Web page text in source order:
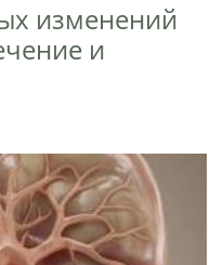
изменений
и